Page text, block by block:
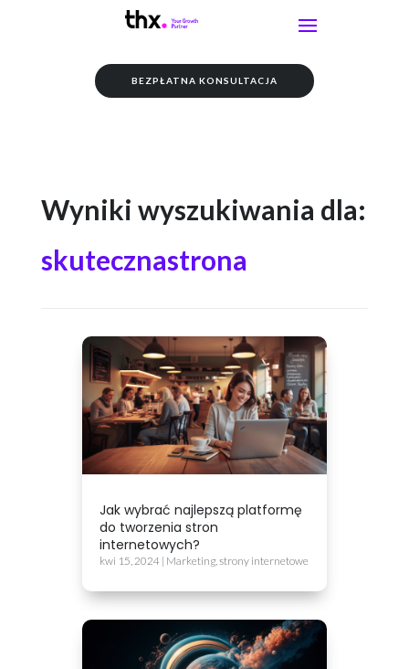
BEZPŁATNA KONSULTACJA
Wyniki wyszukiwania dla:
skutecznastrona
Jak wybrać najlepszą platformę
do tworzenia stron
internetowych?
kwi 15, 2024 | Marketing,strony internetowe